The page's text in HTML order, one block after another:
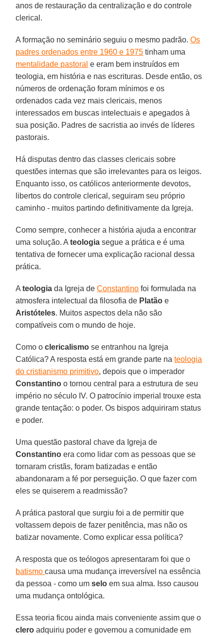
anos de restauração da centralização e do controle
clerical.
A formação no seminário seguiu o mesmo padrão.Os
padres ordenados entre 1960 e 1975 tinham uma
mentalidade pastoral e eram bem instruídos em
teologia, em história e nas escrituras. Desde então, os
números de ordenação foram mínimos e os
ordenados cada vez mais clericais, menos
interessados em buscas intelectuais e apegados à
sua posição. Padres de sacristia ao invés de líderes
pastorais.
Há disputas dentro das classes clericais sobre
questões internas que são irrelevantes para os leigos.
Enquanto isso, os católicos anteriormente devotos,
libertos do controle clerical, seguiram seu próprio
caminho - muitos partindo definitivamente da Igreja.
Como sempre, conhecer a história ajuda a encontrar
uma solução. Ateologia segue a prática e é uma
tentativa de fornecer uma explicação racional dessa
prática.
Ateologia da Igreja deConstantino foi formulada na
atmosfera intelectual da filosofia de Platão e
Aristóteles. Muitos aspectos dela não são
compatíveis com o mundo de hoje.
Como oclericalismo se entranhou na Igreja
Católica? A resposta está em grande parte nateologia
do cristianismo primitivo, depois que o imperador
Constantino o tornou central para a estrutura de seu
império no século IV. O patrocínio imperial trouxe esta
grande tentação: o poder. Os bispos adquiriram status
e poder.
Uma questão pastoral chave da Igreja de
Constantino era como lidar com as pessoas que se
tornaram cristãs, foram batizadas e então
abandonaram a fé por perseguição. O que fazer com
eles se quiserem a readmissão?
A prática pastoral que surgiu foi a de permitir que
voltassem depois de fazer penitência, mas não os
batizar novamente. Como explicar essa política?
A resposta que os teólogos apresentaram foi que o
batismocausa uma mudança irreversível na essência
da pessoa - como umselo em sua alma. Isso causou
uma mudança ontológica.
Essa teoria ficou ainda mais conveniente assim que o
clero adquiriu poder e governou a comunidade em